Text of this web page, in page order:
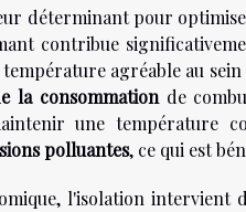
déterminant pour
contribue
agréable au
la consommationde
une température
polluantes, ce qui est
l'isolation intervient